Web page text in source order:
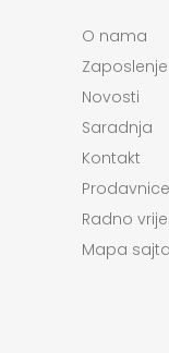
O nama
Zaposlenje
Novosti
Saradnja
Kontakt
Prodavnice
Radno
Mapa sajta